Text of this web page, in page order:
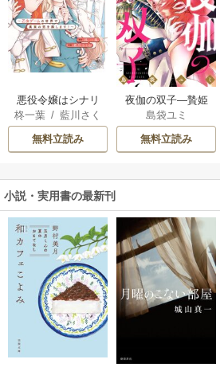
悪役令嬢はシナリ
オを知らない ～乙
女ゲームの世界で
真実の恋を探しま
柊一葉 /藍川さく
ら
無料立読み
夜伽の双子―贄姫
は二人の王子に愛
される―
島袋ユミ
無料立読み
小説・実用書の最新刊